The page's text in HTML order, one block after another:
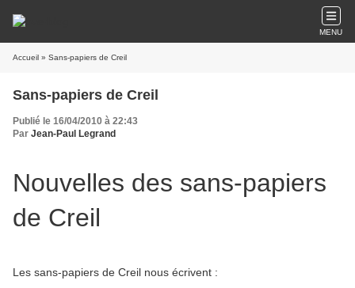
MENU
Accueil » Sans-papiers de Creil
Sans-papiers de Creil
Publié le 16/04/2010 à 22:43
Par Jean-Paul Legrand
Nouvelles des sans-papiers
de Creil
Les sans-papiers de Creil nous écrivent :